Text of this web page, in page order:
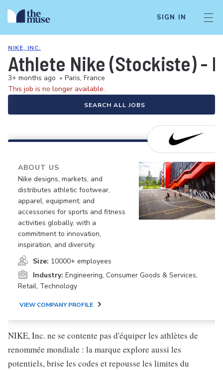
SIGN IN
NIKE, INC.
Athlete Nike (Stockiste) -
3+ months ago • Paris, France
This job is no longer available.
SEARCH ALL JOBS
ABOUT US
Nike designs, markets, and
distributes athletic footwear,
apparel, equipment, and
accessories for sports and fitness
activities globally, with a
commitment to innovation,
inspiration, and diversity.
Size: 10000+ employees
Industry: Engineering, Consumer Goods & Services,
Retail, Technology
VIEW COMPANY PROFILE
NIKE, Inc. ne se contente pas d'équiper les athlètes de
renommée mondiale : la marque explore aussi les
potentiels, brise les codes et repousse les limites du